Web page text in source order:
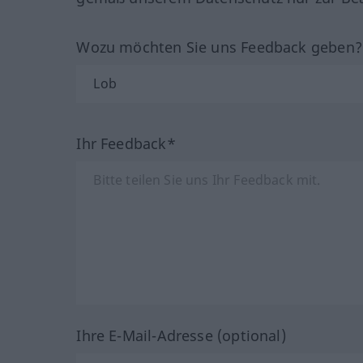
Wozu möchten Sie uns Feedback
Ihr Feedback*
Ihre E-Mail-Adresse (optional)